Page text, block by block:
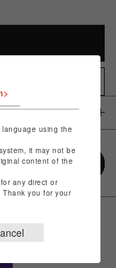
using the
it may not be
content of the
any direct or
Thank you for your